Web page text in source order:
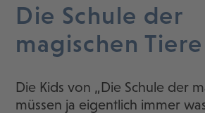
Die Schule der
magischen
Die Kids von „Die Schule der
müssen ja eigentlich immer